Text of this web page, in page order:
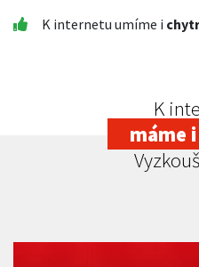
K internetu umíme i
K
máme